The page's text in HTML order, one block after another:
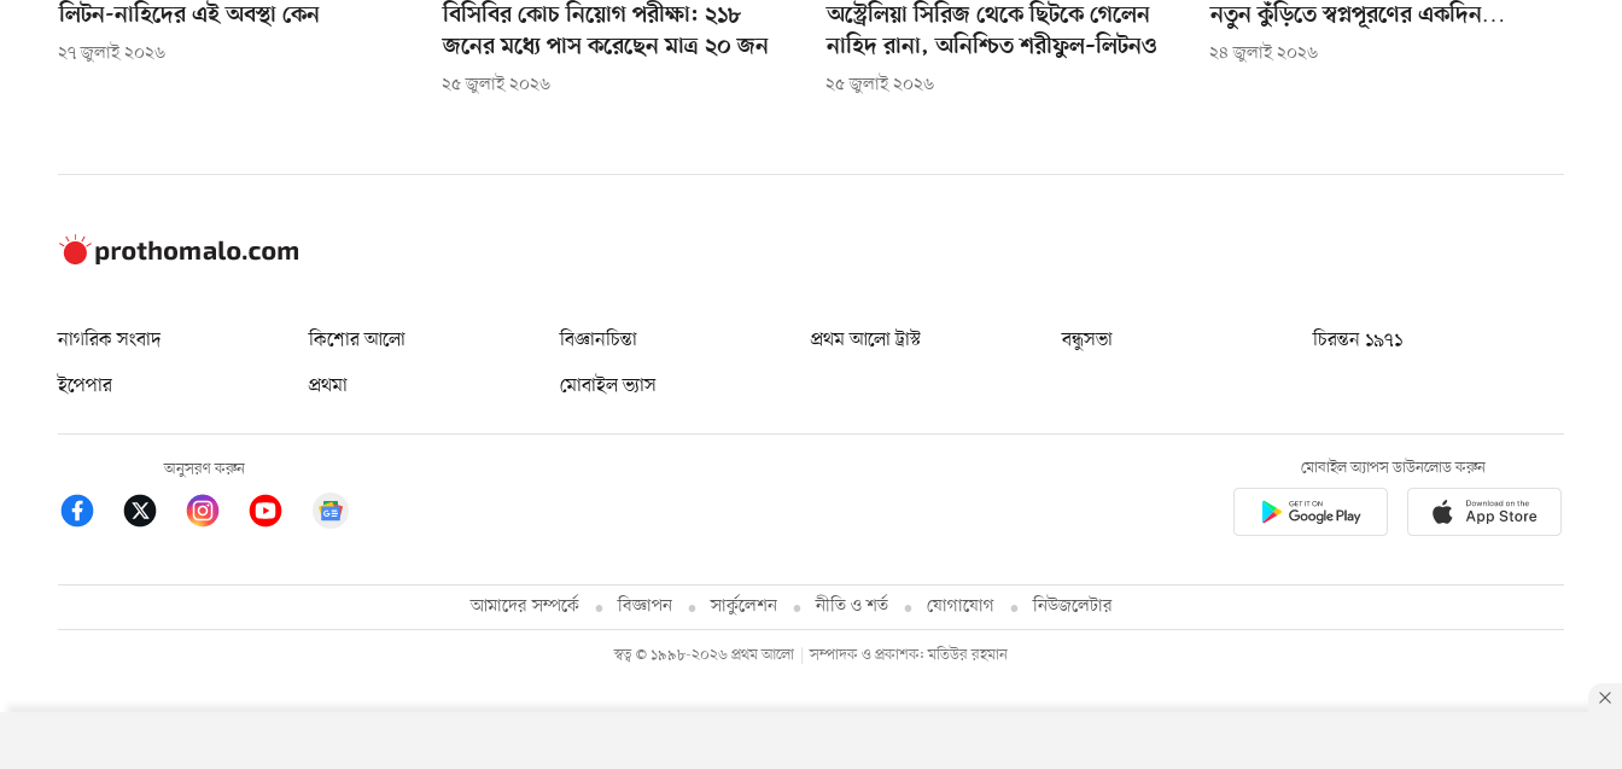
লিটন-নাহিদের এই অবস্থা কেন
২৭ জুলাই ২০২৬
বিসিবির কোচ নিয়োগ পরীক্ষা: ২১৮
জনের মধ্যে পাস করেছেন মাত্র ২০ জন
২৫ জুলাই ২০২৬
অস্ট্রেলিয়া সিরিজ থেকে ছিটকে গেলেন
নাহিদ রানা, অনিশ্চিত শরীফুল–লিটনও
২৫ জুলাই ২০২৬
নতুন কুঁড়িতে স্বপ্নপূরণের একদিন…
২৪ জুলাই ২০২৬
নাগরিক সংবাদ কিশোর আলো বিজ্ঞানচিন্তা প্রথম আলো ট্রাস্ট বন্ধুসভা
চিরন্তন ১৯৭১
ইপেপার
প্রথমা মোবাইল ভ্যাস
অনুসরণ করুন মোবাইল অ্যাপস ডাউনলোড করুন
আমাদের সম্পর্কে বিজ্ঞাপন সার্কুলেশন নীতি ও শর্ত যোগাযোগ নিউজলেটার
স্বত্ব © ১৯৯৮-২০২৬ প্রথম আলো সম্পাদক ও প্রকাশক: মতিউর রহমান